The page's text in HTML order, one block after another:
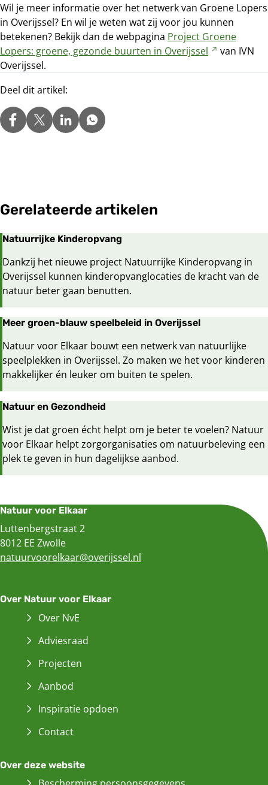
Wil je meer informatie over het netwerk van Groene Lopers
in Overijssel? En wil je weten wat zij voor jou kunnen
betekenen? Bekijk dan de webpagina Project Groene
Lopers: groene, gezonde buurten in Overijssel
Verwijst
van IVN
Overijssel.
Deel dit artikel:
Gerelateerde artikelen
Natuurrijke Kinderopvang
Dankzij het nieuwe project Natuurrijke Kinderopvang in
Overijssel kunnen kinderopvanglocaties de kracht van de
natuur beter gaan benutten.
Meer groen-blauw speelbeleid in Overijssel
Natuur voor Elkaar bouwt een netwerk van natuurlijke
speelplekken in Overijssel. Zo maken we het voor kinderen
makkelijker én leuker om buiten te spelen.
Natuur en Gezondheid
Wist je dat groen écht helpt om je beter te voelen? Natuur
voor Elkaar helpt zorgorganisaties om natuurbeleving een
plek te geven in hun dagelijkse aanbod.
Natuur voor Elkaar
Luttenbergstraat 2
8012 EE Zwolle
natuurvoorelkaar@overijssel.nl
Over Natuur voor Elkaar
Over NvE
Adviesraad
Projecten
Aanbod
Inspiratie opdoen
Contact
Over deze website